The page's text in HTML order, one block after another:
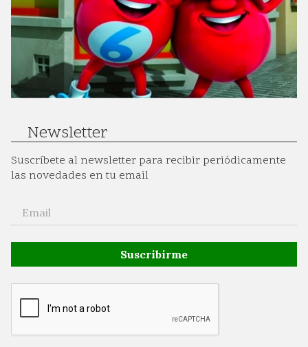
Newsletter
Suscríbete al newsletter para recibir periódicamente
las novedades en tu email
Suscribirme